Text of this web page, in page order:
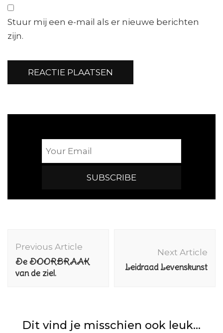
Stuur mij een e-mail als er nieuwe berichten
zijn.
Navigation
Previous Article
De DOORBRAAK
van de ziel.
Next Article
Leidraad Levenskunst
Dit vind je misschien ook leuk...